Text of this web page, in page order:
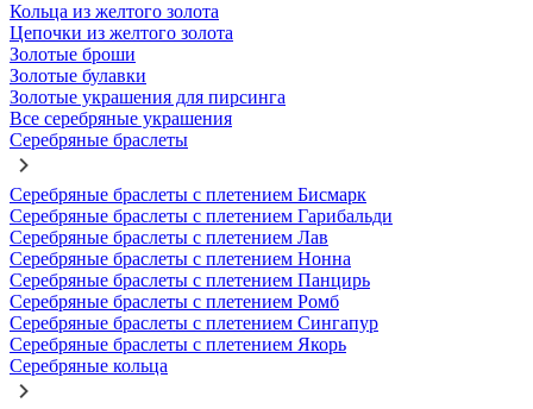
Кольца из желтого золота
Цепочки из желтого золота
Золотые броши
Золотые булавки
Золотые украшения для пирсинга
Все серебряные украшения
Серебряные браслеты
Серебряные браслеты с плетением Бисмарк
Серебряные браслеты с плетением Гарибальди
Серебряные браслеты с плетением Лав
Серебряные браслеты с плетением Нонна
Серебряные браслеты с плетением Панцирь
Серебряные браслеты с плетением Ромб
Серебряные браслеты с плетением Сингапур
Серебряные браслеты с плетением Якорь
Серебряные кольца